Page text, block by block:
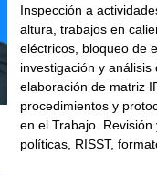
Inspección a
altura, trabajos en
eléctricos, bloqueo de
investigación y
elaboración de matriz
procedimientos y
en el Trabajo.
políticas, RISST,